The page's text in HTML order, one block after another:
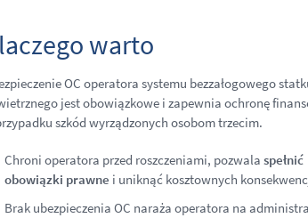
warto
OC operatora systemu bezzałogowego
jest obowiązkowe i zapewnia ochronę
szkód wyrządzonych osobom trzecim.
Chroni operatora przed roszczeniami, pozwala spełnić
obowiązki prawne i uniknąć kosztownych
Brak ubezpieczenia OC naraża operatora na